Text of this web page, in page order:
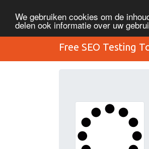
We gebruiken cookies om de
delen ook informatie over uw
Free SEO Testing